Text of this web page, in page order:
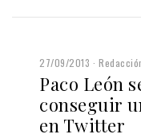
27/09/2013
Paco León
conseguir
en Twitter